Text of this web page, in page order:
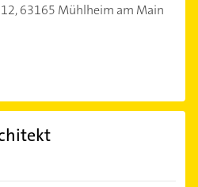
63165 Mühlheim am Main